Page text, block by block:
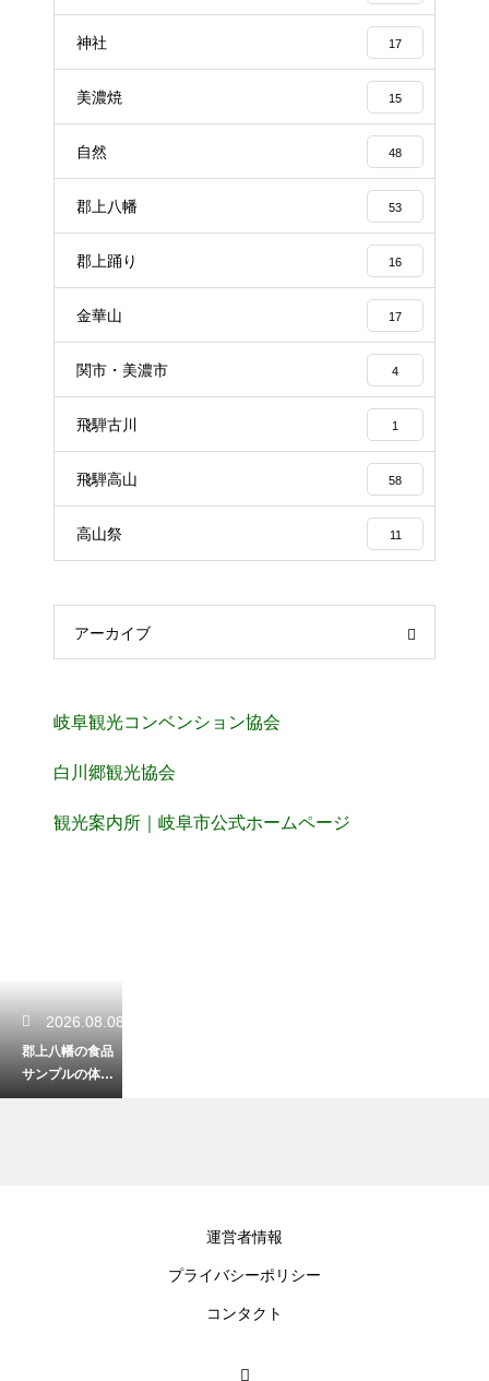
神社 17
美濃焼 15
自然 48
郡上八幡 53
郡上踊り 16
金華山 17
関市・美濃市 4
飛騨古川 1
飛騨高山 58
高山祭 11
アーカイブ
岐阜観光コンベンション協会
白川郷観光協会
観光案内所｜岐阜市公式ホームページ
2026.08.08
郡上八幡の食品
サンプルの体験
は予約なしでも
運営者情報
プライバシーポリシー
コンタクト